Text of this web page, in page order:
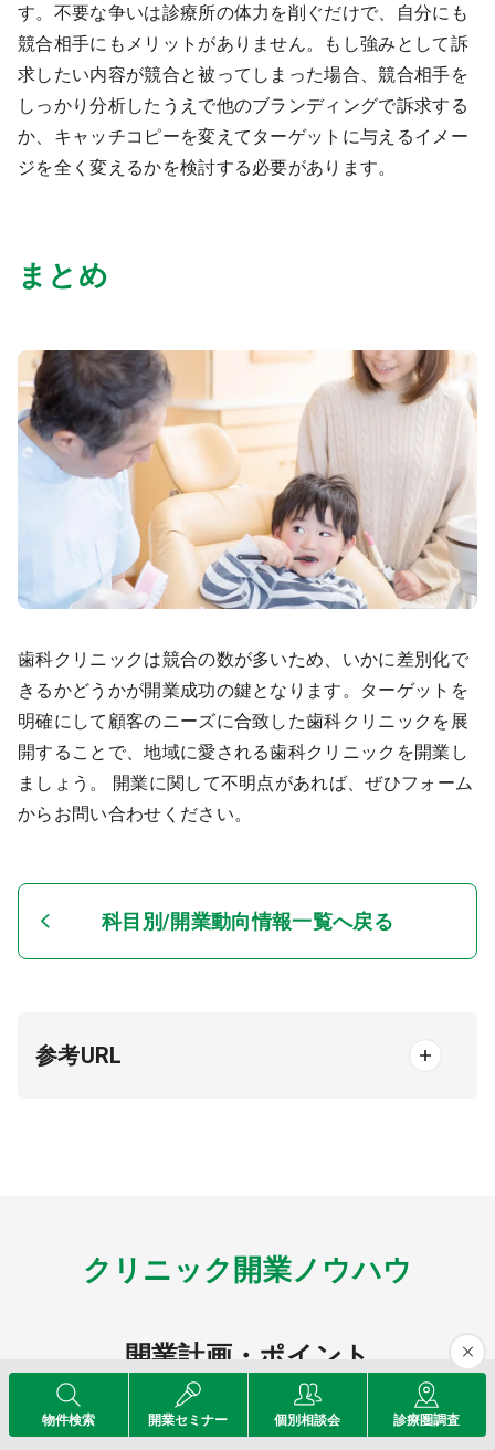
す。不要な争いは診療所の体力を削ぐだけで、自分にも
競合相手にもメリットがありません。もし強みとして訴
求したい内容が競合と被ってしまった場合、競合相手を
しっかり分析したうえで他のブランディングで訴求する
か、キャッチコピーを変えてターゲットに与えるイメー
ジを全く変えるかを検討する必要があります。
まとめ
歯科クリニックは競合の数が多いため、いかに差別化で
きるかどうかが開業成功の鍵となります。ターゲットを
明確にして顧客のニーズに合致した歯科クリニックを展
開することで、地域に愛される歯科クリニックを開業し
ましょう。 開業に関して不明点があれば、ぜひフォーム
からお問い合わせください。
科目別/開業動向情報一覧へ戻る
参考URL
クリニック開業ノウハウ
開業計画・ポイント
物件検索 開業セミナー 個別相談会 診療圏調査